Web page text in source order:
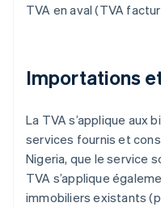
TVA en aval (TVA
Importations
La TVA s’applique aux
services fournis et
Nigeria, que le service
TVA s’applique
immobiliers existants